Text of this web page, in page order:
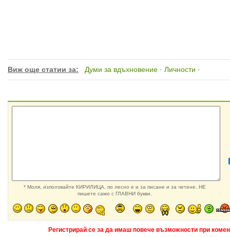
Виж още статии за: Думи за вдъхновение · Личности ·
* Моля, използвайте КИРИЛИЦА, по лесно е и за писане и за четене. НЕ
пишете само с ГЛАВНИ букви.
Регистрирай се за да имаш повече възможности при